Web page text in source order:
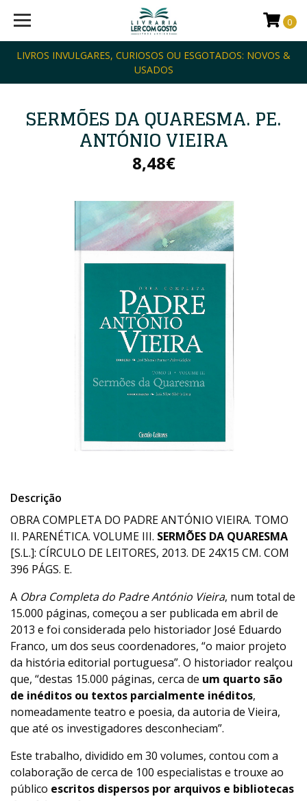
LIVROS INVULGARES, CURIOSOS OU ESGOTADOS: NOVOS &
USADOS
0
SERMÕES DA QUARESMA. PE.
ANTÓNIO VIEIRA
8,48€
Descrição
OBRA COMPLETA DO PADRE ANTÓNIO VIEIRA. TOMO
II. PARENÉTICA. VOLUME III. SERMÕES DA QUARESMA
[S.L.]: CÍRCULO DE LEITORES, 2013. DE 24X15 CM. COM
396 PÁGS. E.
A Obra Completa do Padre António Vieira, num total de
15.000 páginas, começou a ser publicada em abril de
2013 e foi considerada pelo historiador José Eduardo
Franco, um dos seus coordenadores, “o maior projeto
da história editorial portuguesa”. O historiador realçou
que, “destas 15.000 páginas, cerca de um quarto são
de inéditos ou textos parcialmente inéditos,
nomeadamente teatro e poesia, da autoria de Vieira,
que até os investigadores desconheciam”.
Este trabalho, dividido em 30 volumes, contou com a
colaboração de cerca de 100 especialistas e trouxe ao
público escritos dispersos por arquivos e bibliotecas